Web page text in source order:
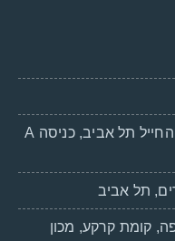
- רחוב הברזל 11, רמת החייל תל אביב, כניסה A
תל אביב
כ"ץ 12, חיפה, קומת קרקע, מכון